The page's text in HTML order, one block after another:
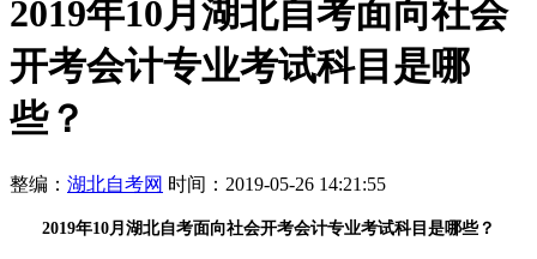
2019年10月湖北自考面向社会
开考会计专业考试科目是哪
些？
整编： 湖北自考网 时间：2019-05-26 14:21:55
2019年10月湖北自考面向社会开考会计专业考试科目是哪些？